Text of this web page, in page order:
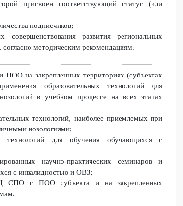
о деятельности РУМЦ СПО;
банка учебно-методических материалов,
для различных нозологических
размещение на сайте РУМЦ СПО;
ФМЦИО, связанных с оценкой учебно-
а также на закрепленных территориях,
присвоен соответствующий статус
количества подписчиков;
совершенствования развития
согласно методическим рекомендациям.
и ПОО на закрепленных территориях
применения образовательных технологий
нозологий в учебном процессе на всех